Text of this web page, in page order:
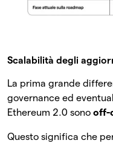
Scalabilità degli
La prima grande
governance ed
Ethereum 2.0 sono off-
Questo significa che